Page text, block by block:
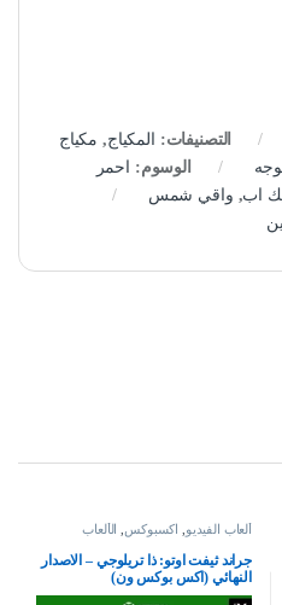
التصنيفات: المكياج, مكياج
الوسوم:
احمر
اب, واقي شمس
ألعاب الفيديو اكسبوكس الألعاب
جراند ثيفت اوتو: ذا تريلوجي – الاصدار
النهائي (اكس بوكس ون)